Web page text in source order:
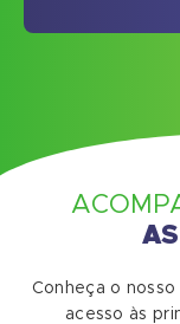
Conheça o
acesso às